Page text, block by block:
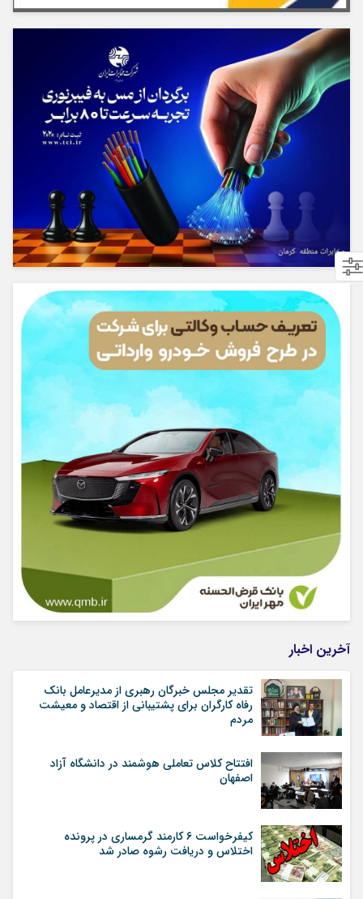
آخرین اخبار
تقدیر مجلس خبرگان رهبری از مدیرعامل بانک
رفاه کارگران برای پشتیبانی از اقتصاد و معیشت
مردم
افتتاح کلاس تعاملی هوشمند در دانشگاه آزاد
اصفهان
کیفرخواست ۶ کارمند گرمساری در پرونده
اختلاس و دریافت رشوه صادر شد